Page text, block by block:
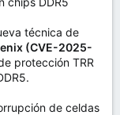
técnica de
(CVE-2025-
protección TRR
de celdas